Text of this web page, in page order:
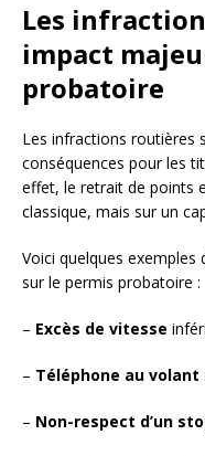
Les
impact
probatoire
Les infractions routières
conséquences pour les
effet, le retrait de points
classique, mais sur un
Voici quelques exemples
sur le permis probatoire :
– Excès de vitesse
– Téléphone au volant
– Non-respect d’un